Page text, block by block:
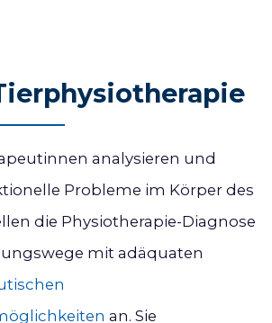
analysieren und
Probleme im Körper des
die Physiotherapie-Diagnose
mit adäquaten
an. Sie